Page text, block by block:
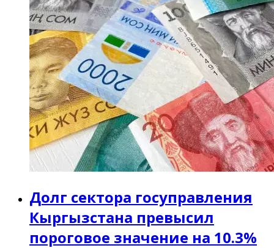
Долг сектора госуправления
Кыргызстана превысил
пороговое значение на 10.3%